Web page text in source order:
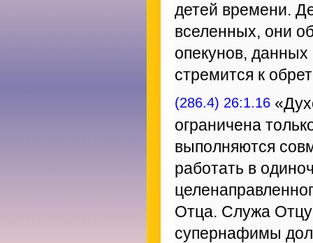
детей времени.
вселенных, они
опекунов,
стремится к
(286.4) 26:1.16
ограничена
выполняются
работать в
Отца. Служа
супернафимы